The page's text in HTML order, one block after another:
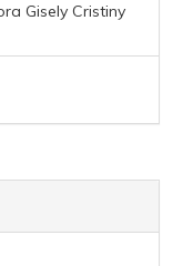
Gisely Cristiny